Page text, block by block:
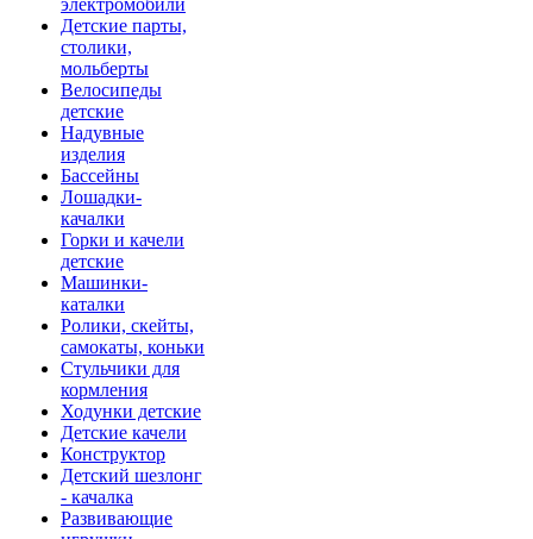
электромобили
Детские парты,
столики,
мольберты
Велосипеды
детские
Надувные
изделия
Бассейны
Лошадки-
качалки
Горки и качели
детские
Машинки-
каталки
Ролики, скейты,
самокаты, коньки
Стульчики для
кормления
Ходунки детские
Детские качели
Конструктор
Детский шезлонг
- качалка
Развивающие